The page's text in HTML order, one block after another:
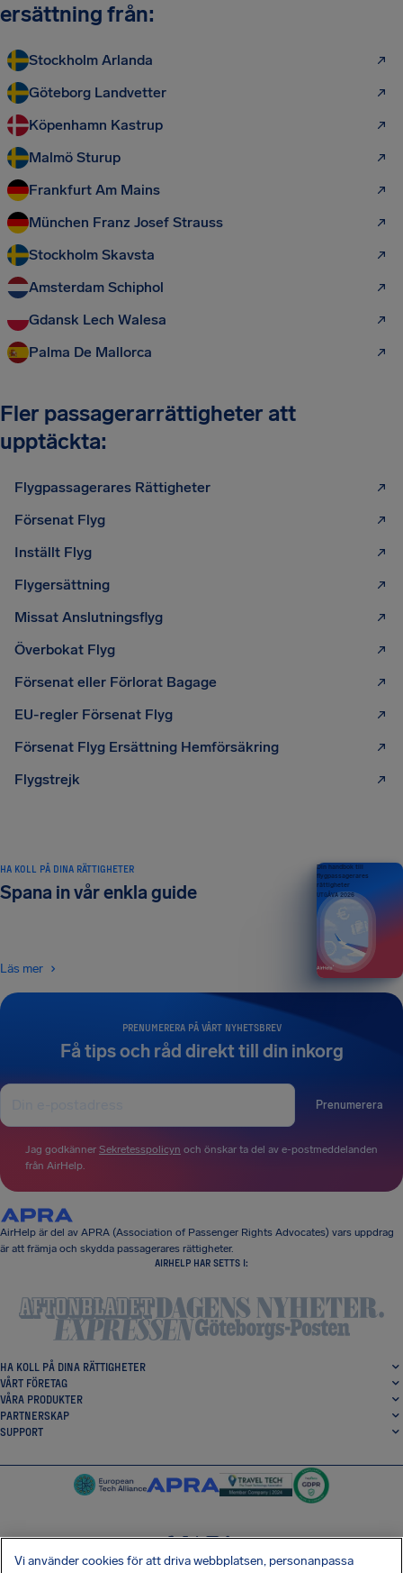
ersättning från:
Stockholm Arlanda
Göteborg Landvetter
Köpenhamn Kastrup
Malmö Sturup
Frankfurt Am Mains
München Franz Josef Strauss
Stockholm Skavsta
Amsterdam Schiphol
Gdansk Lech Walesa
Palma De Mallorca
Fler passagerarrättigheter att
upptäckta:
Flygpassagerares Rättigheter
Försenat Flyg
Inställt Flyg
Flygersättning
Missat Anslutningsflyg
Överbokat Flyg
Försenat eller Förlorat Bagage
EU-regler Försenat Flyg
Försenat Flyg Ersättning Hemförsäkring
Flygstrejk
PRENUMERERA PÅ VÅRT NYHETSBREV
Få tips och råd direkt till din inkorg
Prenumerera
Jag godkänner Sekretesspolicyn och önskar ta del av e-postmeddelanden
från AirHelp.
HA KOLL PÅ DINA RÄTTIGHETER
Spana in vår enkla guide
Läs mer
Din handbok till
flygpassagerares
rättigheter
UTGÅVA 2026
AirHelp är del av APRA (Association of Passenger Rights Advocates) vars uppdrag
är att främja och skydda passagerares rättigheter.
AIRHELP HAR SETTS I:
HA KOLL PÅ DINA RÄTTIGHETER
VÅRT FÖRETAG
VÅRA PRODUKTER
PARTNERSKAP
SUPPORT
SocialFacebook
SocialTwitter
SocialInstagram
SocialLinkedin
Vi använder cookies för att driva webbplatsen, personanpassa